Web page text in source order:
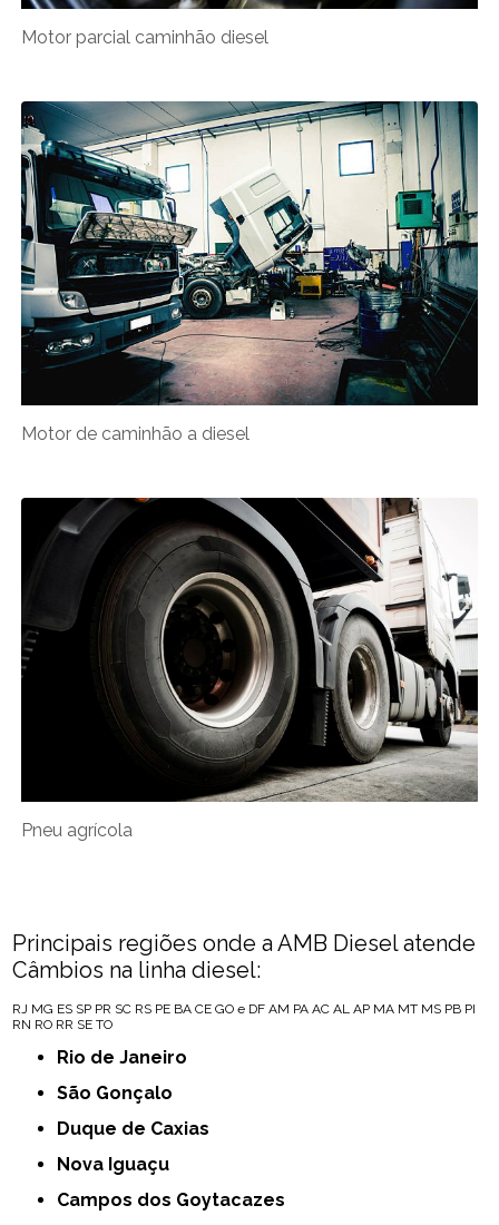
Motor parcial caminhão diesel
Motor de caminhão a diesel
Pneu agrícola
Principais regiões onde a AMB Diesel atende
Câmbios na linha diesel:
RJ MG ES SP PR SC RS PE BA CE GO e DF AM PA AC AL AP MA MT MS PB PI
RN RO RR SE TO
Rio de Janeiro
São Gonçalo
Duque de Caxias
Nova Iguaçu
Campos dos Goytacazes